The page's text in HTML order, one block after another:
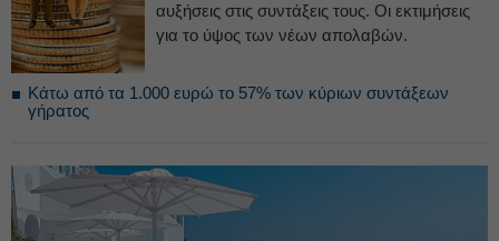
αυξήσεις στις συντάξεις τους. Οι εκτιμήσεις
για το ύψος των νέων απολαβών.
Κάτω από τα 1.000 ευρώ το 57% των κύριων συντάξεων
γήρατος